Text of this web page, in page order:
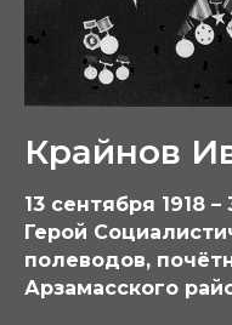
Крайнов
13 сентября 1918
Герой
полеводов,
Арзамасского